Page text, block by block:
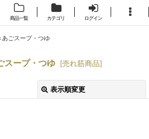
商品一覧 カテゴリ ログイン
あごスープ・つゆ
スープ・つゆ [売れ筋商品]
表示順変更